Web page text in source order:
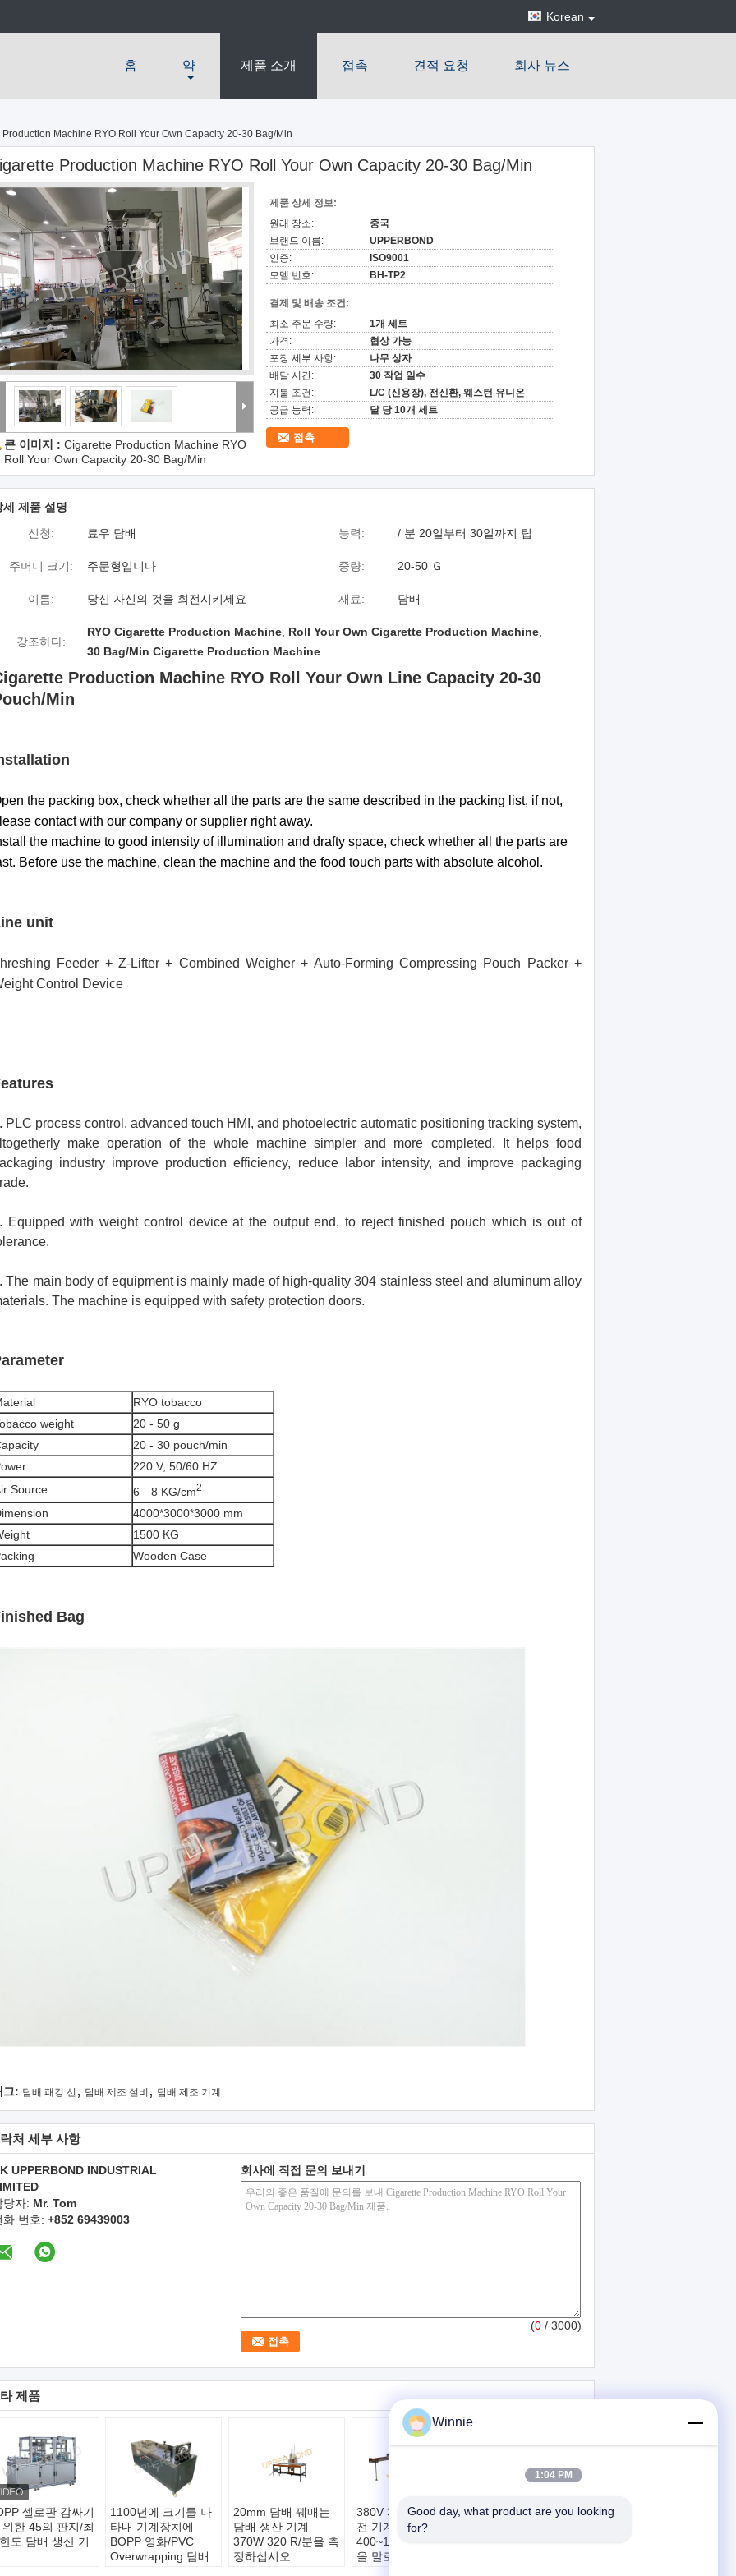
Korean
홈 약 제품 소개 접촉 견적 요청 회사 뉴스
Machine RYO Roll Your Own Capacity 20-30 Bag/Min
Production Machine RYO Roll Your Own Capacity 20-30 Bag/Min
큰 이미지 : Cigarette Production Machine RYO
Roll Your Own Capacity 20-30 Bag/Min
제품 상세 정보:
원래 장소:
중국
브랜드 이름:
UPPERBOND
인증:
ISO9001
모델 번호:
BH-TP2
결제 및 배송 조건:
최소 주문 수량:
1개 세트
가격:
협상 가능
포장 세부 사항:
나무 상자
배달 시간:
30 작업 일수
지불 조건:
L/C (신용장), 전신환, 웨스턴 유니온
공급 능력:
달 당 10개 세트
접촉
세 제품 설명
신청:
료우 담배 능력: / 분 20일부터 30일까지 팁
주머니 크기: 주문형입니다 중량: 20-50 Ｇ
이름: 당신 자신의 것을 회전시키세요 재료: 담배
강조하다:
RYO Cigarette Production Machine Roll Your Own Cigarette Production Machine
30 Bag/Min Cigarette Production Machine
Production Machine RYO Roll Your Own Line Capacity 20-30
Min
the packing box, check whether all the parts are the same described in the packing list, if not,
contact with our company or supplier right away.
the machine to good intensity of illumination and drafty space, check whether all the parts are
Before use the machine, clean the machine and the food touch parts with absolute alcohol.
unit
Feeder + Z-Lifter + Combined Weigher + Auto-Forming Compressing Pouch Packer +
Control Device
PLC process control, advanced touch HMI, and photoelectric automatic positioning tracking system,
make operation of the whole machine simpler and more completed. It helps food
industry improve production efficiency, reduce labor intensity, and improve packaging
Equipped with weight control device at the output end, to reject finished pouch which is out of
The main body of equipment is mainly made of high-quality 304 stainless steel and aluminum alloy
The machine is equipped with safety protection doors.
RYO tobacco
weight
20 - 50 g
20 - 30 pouch/min
220 V, 50/60 HZ
Source
6—8 KG/cm2
4000*3000*3000 mm
1500 KG
Wooden Case
Bag
그: 담배 패킹 선 , 담배 제조 설비 , 담배 제조 기계
처 세부 사항
UPPERBOND INDUSTRIAL
당자: Mr. Tom
화 번호: +852 69439003
회사에 직접 문의 보내기
(0 / 3000)
제품
셀로판 감싸기
위한 45의 판지/최
도 담배 생산 기
1100년에 크기를 나
타내 기계장치에
BOPP 영화/PVC
Overwrapping 담배
20mm 담배 꿰매는
담배 생산 기계
370W 320 R/분을 측
정하십시오
380V 3는 여송연 회
전 기계 고속
400~1200 지팡이/분
을 말로 표현합니다
에너지 절약 담배 생
Winnie
1:04 PM
Good day, what product are you looking
for?